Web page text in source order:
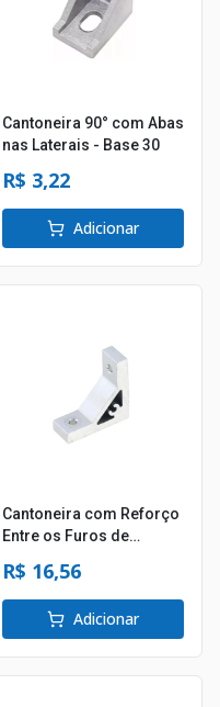
Cantoneira 90° com Abas
nas Laterais - Base 30
R$ 3,22
Adicionar
Cantoneira com Reforço
Entre os Furos de
R$ 16,56
Adicionar